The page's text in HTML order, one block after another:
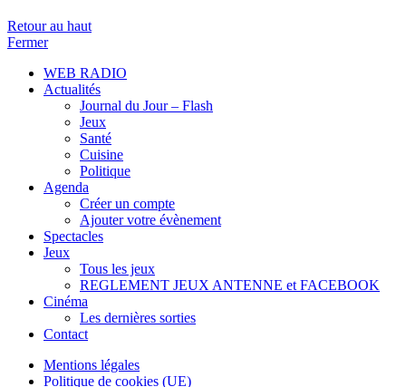
Retour au haut
Fermer
WEB RADIO
Actualités
Journal du Jour – Flash
Jeux
Santé
Cuisine
Politique
Agenda
Créer un compte
Ajouter votre évènement
Spectacles
Jeux
Tous les jeux
REGLEMENT JEUX ANTENNE et FACEBOOK
Cinéma
Les dernières sorties
Contact
Mentions légales
Politique de cookies (UE)